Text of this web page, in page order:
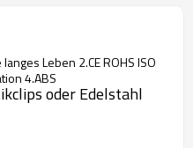
Leben 2.CE ROHS ISO
4.ABS
oder Edelstahl